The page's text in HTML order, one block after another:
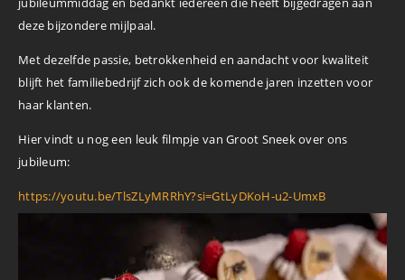
deze bijzondere mijlpaal.
Met dezelfde passie, betrokkenheid en aandacht voor kwaliteit
blijft het familiebedrijf zich ook de komende jaren inzetten voor
haar klanten.
Hier vindt u nog een leuk filmpje van Groot Sneek over ons
jubileum:
https://youtu.be/TlsZLyMRRhY?si=GtLyDKoH-u2-UmxB